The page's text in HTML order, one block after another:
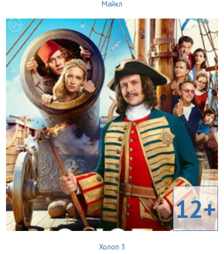
Майкл
12+
Холоп 3